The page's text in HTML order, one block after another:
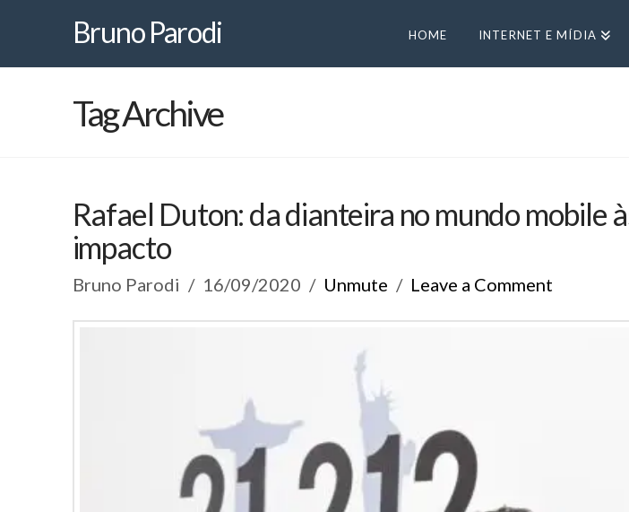
Bruno
Parodi
Bruno Parodi HOME INTERNET E MÍDIA
Tag Archive
Rafael Duton: da dianteira no mundo mobile
impacto
Bruno Parodi 16/09/2020 Unmute Leave a Comment